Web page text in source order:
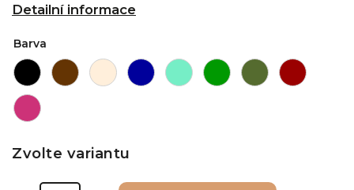
Detailní informace
Barva
Zvolte variantu